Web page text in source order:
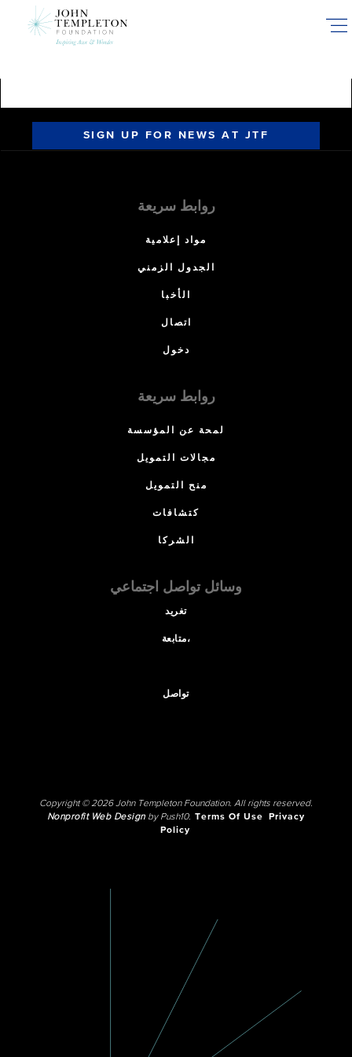
SIGN UP FOR NEWS AT JTF
روابط سريعة
مواد إعلامية
الجدول الزمني
الأخبا
اتصال
دخول
روابط سريعة
لمحة عن المؤسسة
مجالات التمويل
منح التمويل
كتشافات
الشركا
وسائل تواصل اجتماعي
تغريد
متابعة،
تواصل
Copyright © 2026 John Templeton Foundation. All rights reserved.
Nonprofit Web Designby Push10. Terms Of Use
Privacy
Policy